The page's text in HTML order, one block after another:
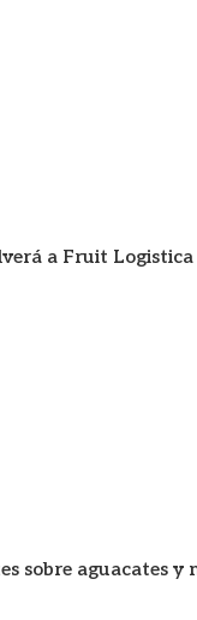
a Fruit Logistica
sobre aguacates y